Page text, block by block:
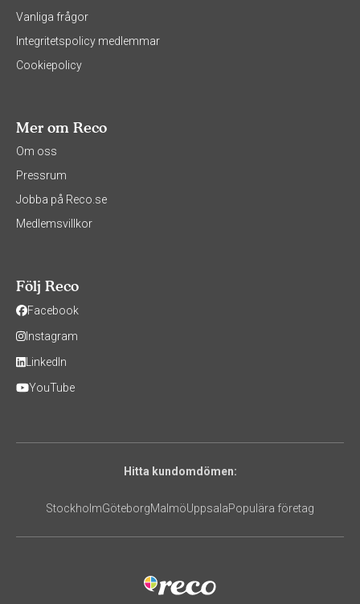
Vanliga frågor
Integritetspolicy medlemmar
Cookiepolicy
Mer om Reco
Om oss
Pressrum
Jobba på Reco.se
Medlemsvillkor
Följ Reco
Facebook
Instagram
LinkedIn
YouTube
Hitta kundomdömen:
StockholmGöteborgMalmöUppsalaPopulära företag